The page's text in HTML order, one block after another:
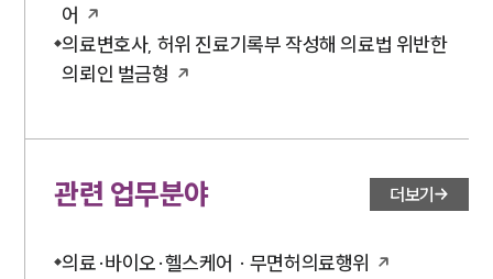
어
의료변호사, 허위 진료기록부 작성해 의료법 위반한
의뢰인 벌금형
관련 업무분야 더보기
의료·바이오·헬스케어 · 무면허의료행위